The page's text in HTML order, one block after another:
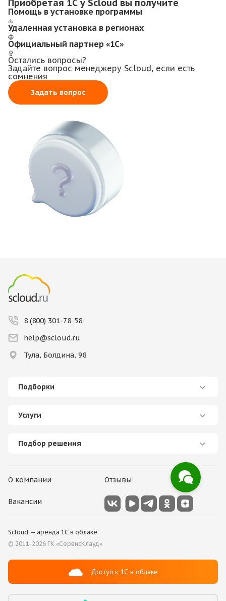
Приобретая 1С у Scloud вы получите
Помощь в установке программы
Удаленная установка в регионах
Официальный партнер «1С»
Остались вопросы?
Задайте вопрос менеджеру Scloud, если есть
сомнения
Задать вопрос
8 (800) 301-78-58
help@scloud.ru
Тула, Болдина, 98
Подборки
Услуги
Подбор решения
О компании Отзывы
Вакансии
Scloud — аренда 1С в облаке
© 2011-2026 ГК «СервисКлауд»
Доступ к 1С в облаке